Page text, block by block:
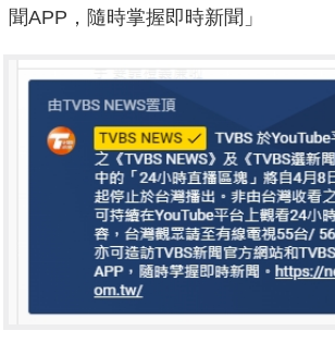
聞APP，隨時掌握即時新聞」